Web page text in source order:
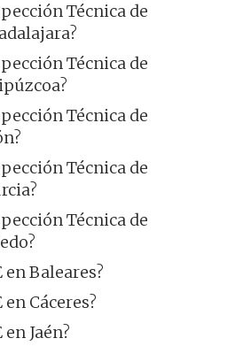
Técnica de
Técnica de
Técnica de
Técnica de
Técnica de
en Baleares?
en Cáceres?
Jaén?